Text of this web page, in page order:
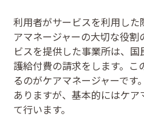
利用者がサービスを利用し
アマネージャーの大切な役割
ビスを提供した事業所は、
護給付費の請求をします。
るのがケアマネージャーです
ありますが、基本的にはケ
て行います。